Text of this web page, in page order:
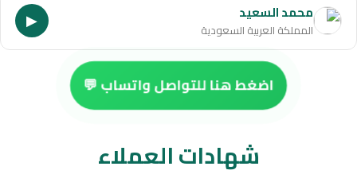
▶ محمد السعيد
المملكة العربية السعودية
اضغط هنا للتواصل واتساب 💬
شهادات العملاء